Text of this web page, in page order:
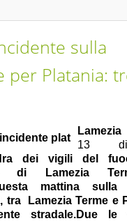
sulla
per Platania:
Lamezia
13
dei vigili del
di Lamezia
mattina sulla
tra Lamezia Terme e
stradale.Due le